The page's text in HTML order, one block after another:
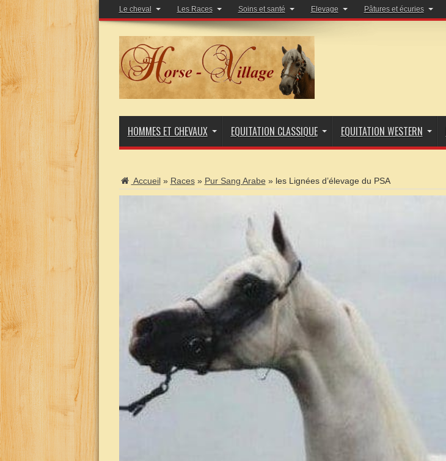
Le cheval Les Races Soins et santé Elevage Pâtures et écuries
HOMMES ET CHEVAUX EQUITATION CLASSIQUE EQUITATION WESTERN
Accueil » Races » Pur Sang Arabe » les Lignées d’élevage du PSA